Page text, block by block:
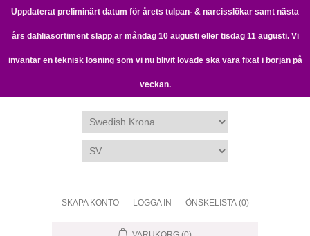
Uppdaterat preliminärt datum för årets tulpan- & narcisslökar samt nästa
års dahliasortiment släpp är måndag 10 augusti eller tisdag 11 augusti. Vi
inväntar en teknisk lösning som vi nu blivit lovade ska vara fixat i början på
veckan.
SKAPA KONTO LOGGA IN ÖNSKELISTA (0)